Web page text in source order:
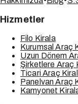
Hizmetler
Filo Kirala
Kurumsal Araç
Uzun Dönem
Şirketlere Araç
Ticari Araç
Panelvan Araç
Kamyonet